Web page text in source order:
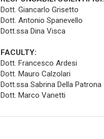
Dott. Giancarlo Grisetto
Dott. Antonio Spanevello
Dott.ssa Dina Visca
FACULTY:
Dott. Francesco Ardesi
Dott. Mauro Calzolari
Dott.ssa Sabrina Della Patrona
Dott. Marco Vanetti